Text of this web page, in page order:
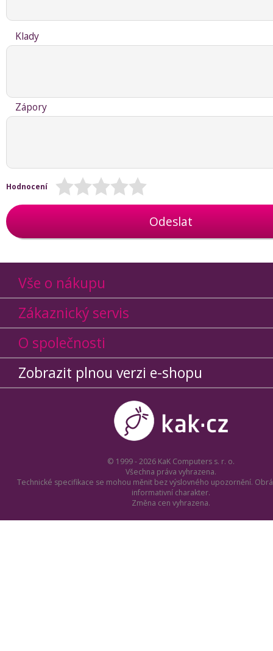
Klady
Zápory
Hodnocení
Odeslat
Vše o nákupu
Zákaznický servis
O společnosti
Zobrazit plnou verzi e-shopu
© 1999 - 2026 KaK Computers s. r. o.
Všechna práva vyhrazena.
Technické specifikace se mohou měnit bez výslovného upozornění.
informativní charakter.
Změna cen vyhrazena.